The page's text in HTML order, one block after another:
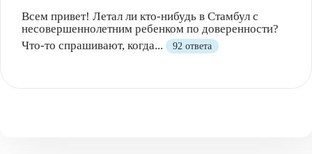
Всем привет! Летал ли кто-нибудь в Стамбул с
несовершеннолетним ребенком по доверенности?
Что-то спрашивают, когда...
92 ответа